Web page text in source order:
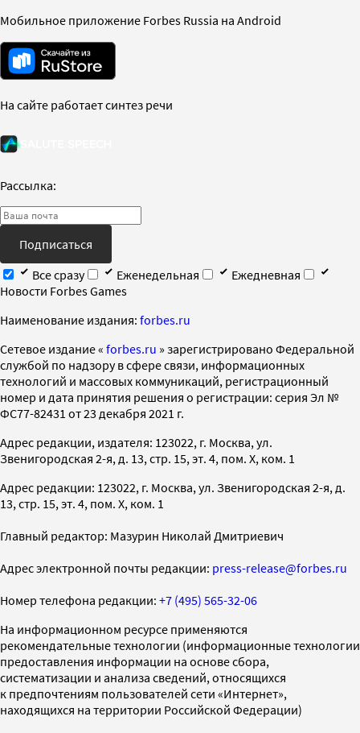
Мобильное приложение Forbes Russia на Android
На сайте работает синтез речи
Рассылка:
Подписаться
Все сразу
Еженедельная
Ежедневная
Новости Forbes Games
Наименование издания: forbes.ru
Cетевое издание « forbes.ru » зарегистрировано Федеральной
службой по надзору в сфере связи, информационных
технологий и массовых коммуникаций, регистрационный
номер и дата принятия решения о регистрации: серия Эл №
ФС77-82431 от 23 декабря 2021 г.
Адрес редакции, издателя: 123022, г. Москва, ул.
Звенигородская 2-я, д. 13, стр. 15, эт. 4, пом. X, ком. 1
Адрес редакции: 123022, г. Москва, ул. Звенигородская 2-я, д.
13, стр. 15, эт. 4, пом. X, ком. 1
Главный редактор: Мазурин Николай Дмитриевич
Адрес электронной почты редакции: press-release@forbes.ru
Номер телефона редакции: +7 (495) 565-32-06
На информационном ресурсе применяются
рекомендательные технологии (информационные технологии
предоставления информации на основе сбора,
систематизации и анализа сведений, относящихся
к предпочтениям пользователей сети «Интернет»,
находящихся на территории Российской Федерации)